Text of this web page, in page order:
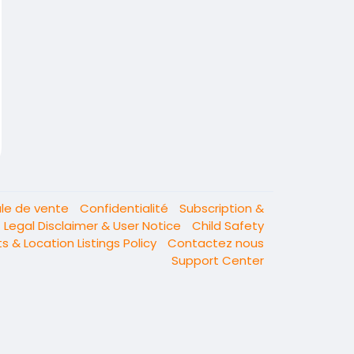
de vente Confidentialité
Subscription &
Legal Disclaimer & User Notice
Child Safety
& Location Listings Policy
Contactez nous
Support Center